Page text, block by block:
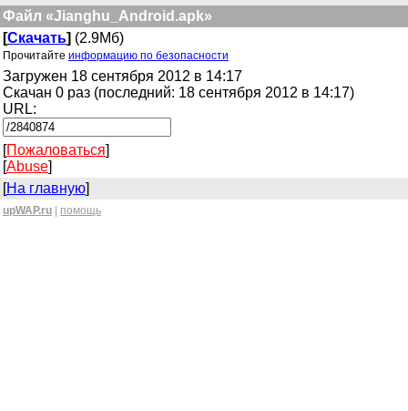
Файл «Jianghu_Android.apk»
[Скачать] (2.9Мб)
Прочитайте информацию по безопасности
Загружен 18 сентября 2012 в 14:17
Скачан 0 раз (последний: 18 сентября 2012 в 14:17)
URL:
[Пожаловаться]
[Abuse]
[На главную]
upWAP.ru помощь